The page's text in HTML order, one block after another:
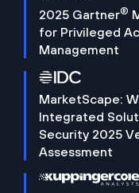
2025 Gartner®
for Privileged
Management
MarketScape:
Integrated
Security 2025
Assessment